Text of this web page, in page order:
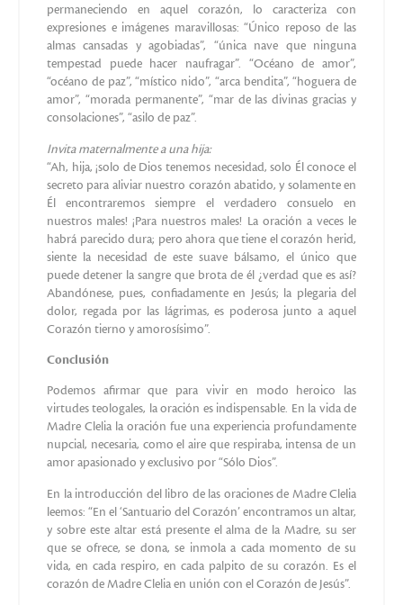
Consciente de que la devoción al Sagrado Corazón debe ser
“la primera y la más querida de las devociones”, exhortaba a
las Apóstoles a esculpirse con caracteres de oro en el alma las
doce promesas del Sagrado Corazón a Santa Margarita
María. Particularmente querida a Madre Clelia era la primera
promesa: “Yo bendeciré las casas donde sea expuesta y
venerada la imagen de mi Sagrado Corazón”. Tal promesa
impulsaba, de hecho, a una misión de apostolado hacia las
familias.
Relata un testigo que de niña se vio con Madre Clelia en los
últimos años de su exilio:
“La devoción que ella tenía por el Corazón de Jesús era
grande y decía siempre que necesitaba tenerfe y rezar al
Señor. Su devoción me la transmitió también a mí, de hecho
cuando me casé compré un cuadro del Corazón de Jesús y
lo puse sobre una mesita con la lámpara siempre encendida.
El testimonio de tanta grandeza la tuve el día en que debía
dar a luz a mi primer hijo, y era un parto difícil, recuerdo que
la partera salió de la habitación per pedir a mi marido que
Corazón de Jesús, el cual me ayudó, y todo fue bien”.
La relación entre la devoción a la Eucaristía y al Sagrado
Corazón de Jesús
Existe una profunda relación entre la Eucaristía y el Corazón
de Cristo. Nacida de la Cruz, del sacrificio de Cristo, la
Eucaristía ha surgido de su Corazón traspasado, nacida por
tanto de la interioridad de Cristo y de su voluntad de
permanecer siempre entre nosotros. El amor con el cual nos
ha amado ha sido de tal manera infinito que no le ha
permitido olvidarse de nosotros. De este modo, el Corazón
de Jesús se encuentra vivo y palpitante en la Eucaristía.